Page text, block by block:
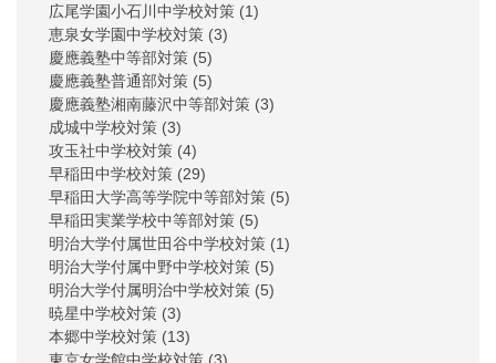
広尾学園小石川中学校対策 (1)
恵泉女学園中学校対策 (3)
慶應義塾中等部対策 (5)
慶應義塾普通部対策 (5)
慶應義塾湘南藤沢中等部対策 (3)
成城中学校対策 (3)
攻玉社中学校対策 (4)
早稲田中学校対策 (29)
早稲田大学高等学院中等部対策 (5)
早稲田実業学校中等部対策 (5)
明治大学付属世田谷中学校対策 (1)
明治大学付属中野中学校対策 (5)
明治大学付属明治中学校対策 (5)
暁星中学校対策 (3)
本郷中学校対策 (13)